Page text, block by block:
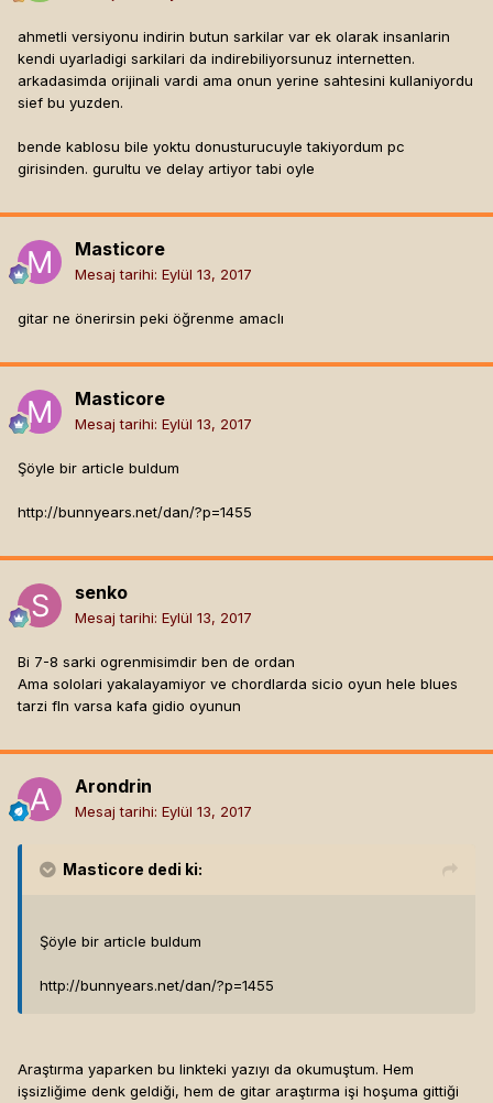
ahmetli versiyonu indirin butun sarkilar var ek olarak insanlarin
kendi uyarladigi sarkilari da indirebiliyorsunuz internetten.
arkadasimda orijinali vardi ama onun yerine sahtesini kullaniyordu
sief bu yuzden.
bende kablosu bile yoktu donusturucuyle takiyordum pc
girisinden. gurultu ve delay artiyor tabi oyle
Masticore
Mesaj tarihi: Eylül 13, 2017
gitar ne önerirsin peki öğrenme amaclı
Masticore
Mesaj tarihi: Eylül 13, 2017
Şöyle bir article buldum
http://bunnyears.net/dan/?p=1455
senko
Mesaj tarihi: Eylül 13, 2017
Bi 7-8 sarki ogrenmisimdir ben de ordan
Ama sololari yakalayamiyor ve chordlarda sicio oyun hele blues
tarzi fln varsa kafa gidio oyunun
Arondrin
Mesaj tarihi: Eylül 13, 2017
Masticore dedi ki:
Şöyle bir article buldum
http://bunnyears.net/dan/?p=1455
Araştırma yaparken bu linkteki yazıyı da okumuştum. Hem
işsizliğime denk geldiği, hem de gitar araştırma işi hoşuma gittiği